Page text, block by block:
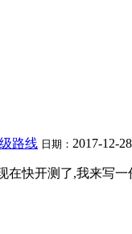
路线 日期： 2017-12-
在快开测了,我来写